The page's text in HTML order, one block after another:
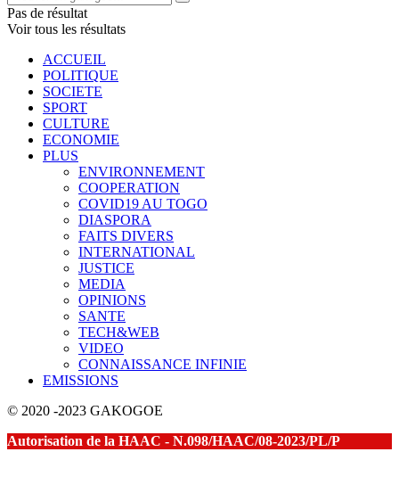
Pas de résultat
Voir tous les résultats
ACCUEIL
POLITIQUE
SOCIETE
SPORT
CULTURE
ECONOMIE
PLUS
ENVIRONNEMENT
COOPERATION
COVID19 AU TOGO
DIASPORA
FAITS DIVERS
INTERNATIONAL
JUSTICE
MEDIA
OPINIONS
SANTE
TECH&WEB
VIDEO
CONNAISSANCE INFINIE
EMISSIONS
© 2020 -2023 GAKOGOE
Autorisation de la HAAC - N.098/HAAC/08-2023/PL/P